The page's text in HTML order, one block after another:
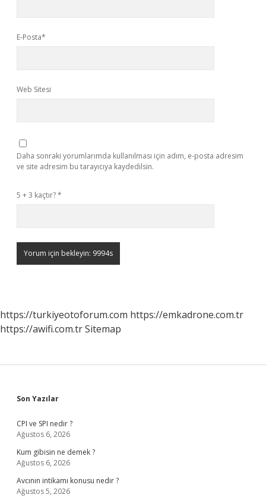
E-Posta*
Web Sitesi
Daha sonraki yorumlarımda kullanılması için adım, e-posta adresim
ve site adresim bu tarayıcıya kaydedilsin.
5 + 3 kaçtır?*
https://turkiyeotoforum.com https://emkadrone.com.tr
https://awifi.com.trSitemap
Sidebar
Son Yazılar
CPI ve SPI nedir ?
Ağustos 6, 2026
Kum gibisin ne demek ?
Ağustos 6, 2026
Avcının intikamı konusu nedir ?
Ağustos 5, 2026